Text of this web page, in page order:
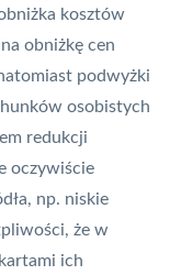
kosztów
obniżkę cen
podwyżki
osobistych
redukcji
oczywiście
np. niskie
że w
ich